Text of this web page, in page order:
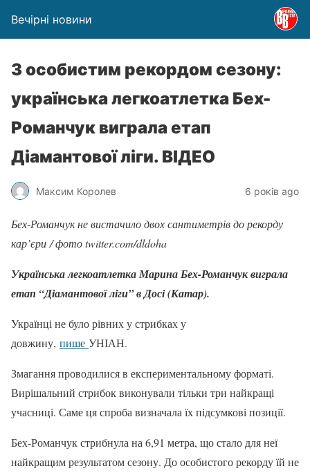
Вечірні новини
З особистим рекордом сезону:
українська легкоатлетка Бех-
Романчук виграла етап
Діамантової ліги. ВІДЕО
Максим Королев 6 років ago
Бех-Романчук не вистачило двох сантиметрів до рекорду
кар’єри / фото twitter.com/dldoha
Українська легкоатлетка Марина Бех-Романчук виграла
етап “Діамантової ліги” в Досі (Катар).
Українці не було рівних у стрибках у
довжину, пише УНІАН.
Змагання проводилися в експериментальному форматі.
Вирішальний стрибок виконували тільки три найкращі
учасниці. Саме ця спроба визначала їх підсумкові позиції.
Бех-Романчук стрибнула на 6,91 метра, що стало для неї
найкращим результатом сезону. До особистого рекорду їй не